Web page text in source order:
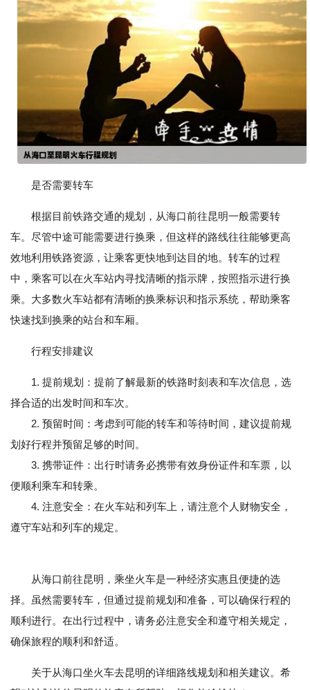
是否需要转车
根据目前铁路交通的规划，从海口前往昆明一般需要转
车。尽管中途可能需要进行换乘，但这样的路线往往能够更高
效地利用铁路资源，让乘客更快地到达目的地。转车的过程
中，乘客可以在火车站内寻找清晰的指示牌，按照指示进行换
乘。大多数火车站都有清晰的换乘标识和指示系统，帮助乘客
快速找到换乘的站台和车厢。
行程安排建议
1. 提前规划：提前了解最新的铁路时刻表和车次信息，选
择合适的出发时间和车次。
2. 预留时间：考虑到可能的转车和等待时间，建议提前规
划好行程并预留足够的时间。
3. 携带证件：出行时请务必携带有效身份证件和车票，以
便顺利乘车和转乘。
4. 注意安全：在火车站和列车上，请注意个人财物安全，
遵守车站和列车的规定。
从海口前往昆明，乘坐火车是一种经济实惠且便捷的选
择。虽然需要转车，但通过提前规划和准备，可以确保行程的
顺利进行。在出行过程中，请务必注意安全和遵守相关规定，
确保旅程的顺利和舒适。
关于从海口坐火车去昆明的详细路线规划和相关建议。希